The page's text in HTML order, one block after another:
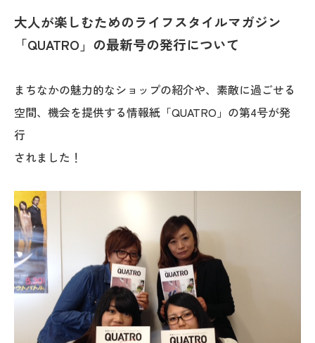
大人が楽しむためのライフスタイルマガジン
「QUATRO」の最新号の発行について
まちなかの魅力的なショップの紹介や、素敵に過ごせる
空間、機会を提供する情報紙「QUATRO」の第4号が発
行
されました！